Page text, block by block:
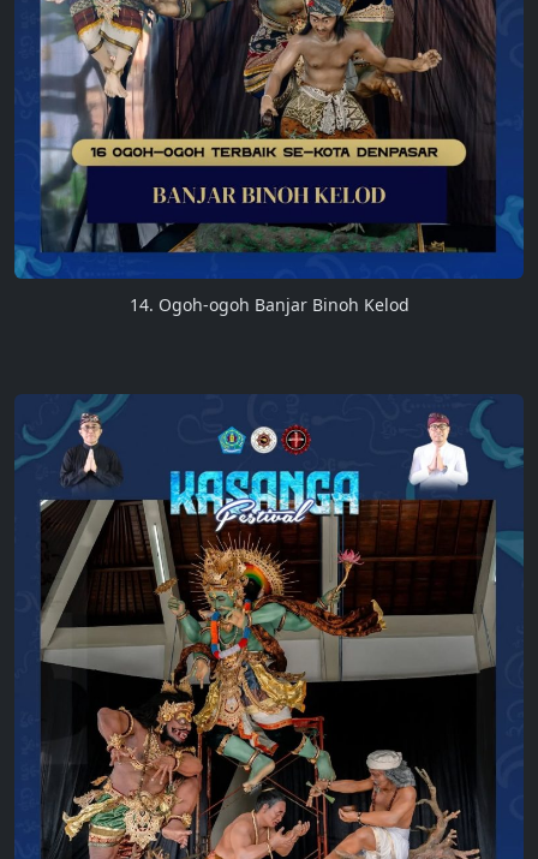
14. Ogoh-ogoh Banjar Binoh Kelod